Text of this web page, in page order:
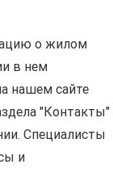
о жилом
в нем
нашем сайте
"Контакты"
Специалисты
и